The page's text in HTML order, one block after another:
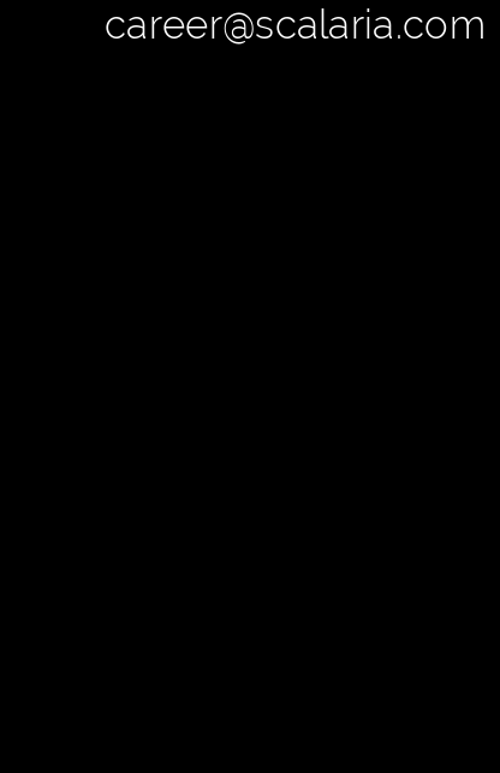
career@scalaria.com